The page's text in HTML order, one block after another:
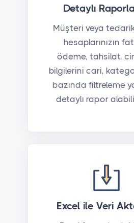
Detaylı
Müşteri veya
hesaplarınızın
ödeme, tahsilat,
bilgilerini cari,
bazında filtreleme
detaylı rapor
Excel ile Veri